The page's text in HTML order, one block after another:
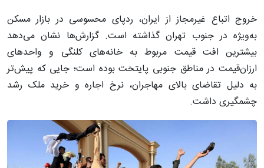
خروج اتباع غیرمجاز از ایران، ردپای محسوسی در بازار مسکن
به‌ویژه در جنوب تهران گذاشته است. گزارش‌ها نشان می‌دهد
بیشترین افت قیمت مربوط به خانه‌های کلنگی و واحدهای
ارزان‌قیمت در مناطق جنوبی پایتخت بوده است؛ جایی که پیش‌تر
به دلیل تقاضای بالای مهاجران، نرخ اجاره و خرید ملک رشد
چشمگیری داشت.